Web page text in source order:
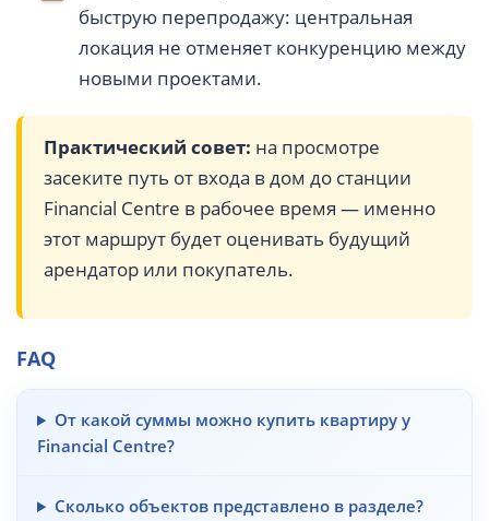
быструю перепродажу: центральная
локация не отменяет конкуренцию между
новыми проектами.
Практический совет: на просмотре
засеките путь от входа в дом до станции
Financial Centre в рабочее время — именно
этот маршрут будет оценивать будущий
арендатор или покупатель.
FAQ
От какой суммы можно купить квартиру у
Financial Centre?
Сколько объектов представлено в разделе?